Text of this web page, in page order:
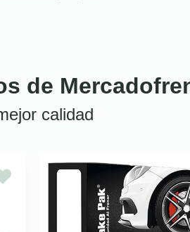
de
calidad